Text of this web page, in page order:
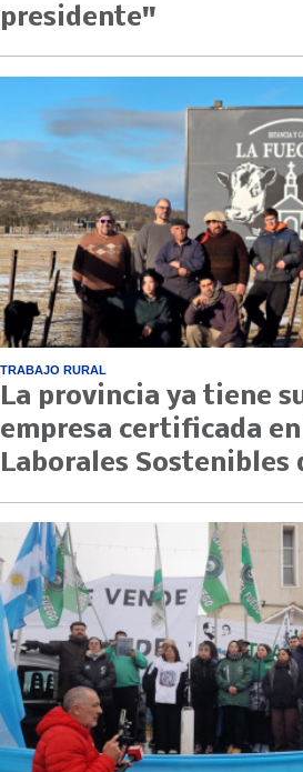
presidente"
TRABAJO RURAL
La provincia ya tiene
empresa certificada
Laborales Sostenibles